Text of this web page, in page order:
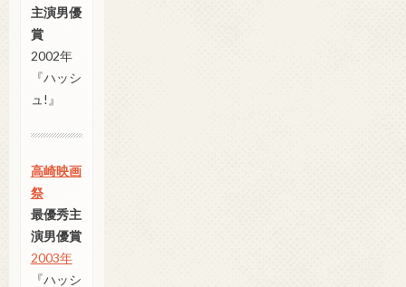
主演男優
賞
2002年
『ハッシ
ュ!』
高崎映画
祭
最優秀主
演男優賞
2003年
『ハッシ